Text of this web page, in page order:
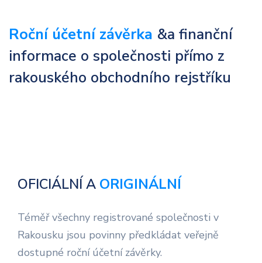
Roční účetní závěrka &a finanční
informace o společnosti přímo z
rakouského obchodního rejstříku
OFICIÁLNÍ A ORIGINÁLNÍ
Téměř všechny registrované společnosti v
Rakousku jsou povinny předkládat veřejně
dostupné roční účetní závěrky.